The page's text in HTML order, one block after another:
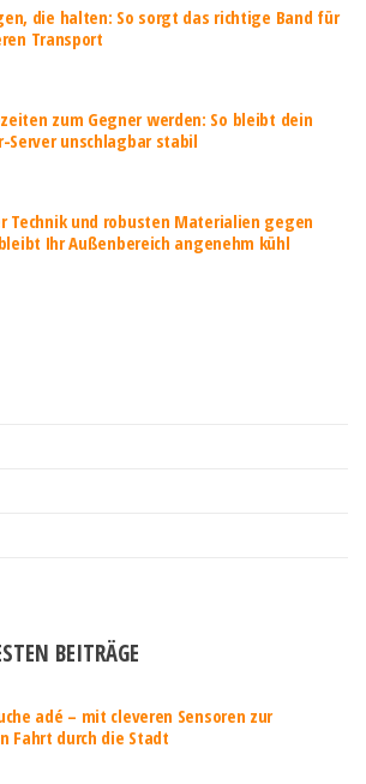
die halten: So sorgt das richtige Band für
Transport
zum Gegner werden: So bleibt dein
Server unschlagbar stabil
Technik und robusten Materialien gegen
Ihr Außenbereich angenehm kühl
BEITRÄGE
adé – mit cleveren Sensoren zur
Fahrt durch die Stadt